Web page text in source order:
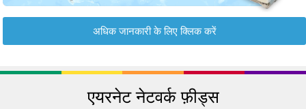
अधिक जानकारी के लिए क्लिक करें
एयरनेट नेटवर्क फ़ीड्स